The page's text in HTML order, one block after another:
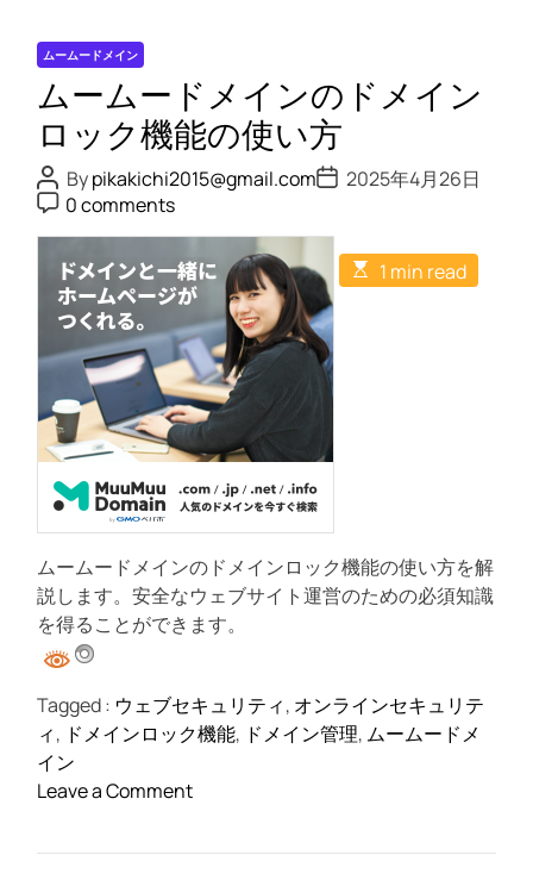
ド
メ
イ
ン
利
用
す
る
際
の
注
意
点
は
何
で
す
か
？
ムームードメイン
ムームードメインのドメイン
ロック機能の使い方
P
o
s
t
Bypikakichi2015@gmail.comP
o
t
a
e
2025年4月26日
P
o
s
e
n
0 comments
E
s
m
e
1 min read
ムームードメインのドメインロック機能の使い方を解
説します。安全なウェブサイト運営のための必須知識
を得ることができます。
Tagged : ウェブセキュリティ, オンラインセキュリテ
ィ, ドメインロック機能, ドメイン管理, ムームードメ
イン
Leave a Commento
ム